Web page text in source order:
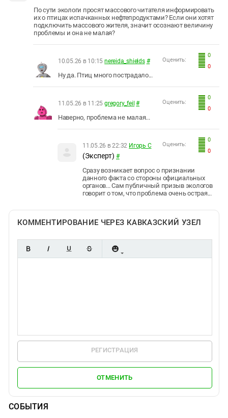
По сути экологи просят массового читателя информировать
их о птицах испачканных нефтепродуктами? Если они хотят
подключить массового жителя, значит осознают величину
проблемы и она не малая?
0
0
Оценить:
10.05.26 в 10:15 nereida_shields #
Ну да. Птиц много пострадало...
0
0
Оценить:
11.05.26 в 11:25 gregory_feil #
Наверно, проблема не малая...
0
0
Оценить:
11.05.26 в 22:32 Игорь С
(Эксперт) #
Сразу возникает вопрос о признании
данного факта со стороны официальных
органов... Сам публичный призыв экологов
говорит о том, что проблема очень острая...
КОММЕНТИРОВАНИЕ ЧЕРЕЗ КАВКАЗСКИЙ УЗЕЛ
РЕГИСТРАЦИЯ
ОТМЕНИТЬ
СОБЫТИЯ